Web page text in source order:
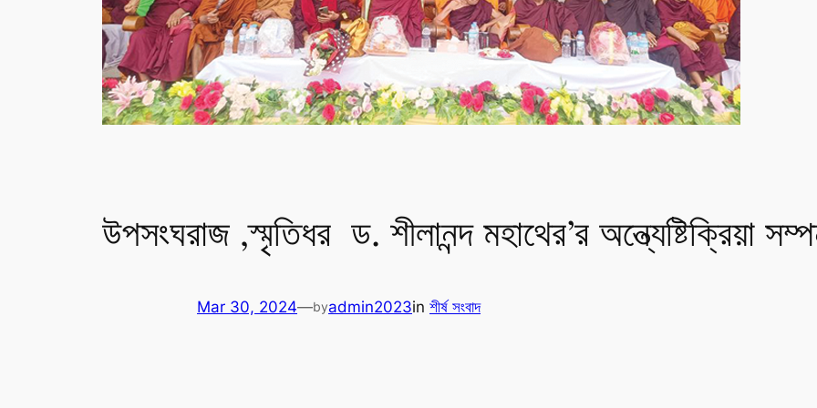
উপসংঘরাজ ,স্মৃতিধর ড. শীলানন্দ মহাথের’র অন্ত্যেষ্টিক্রিয়া
Mar 30, 2024—byadmin2023in শীর্ষ সংবাদ